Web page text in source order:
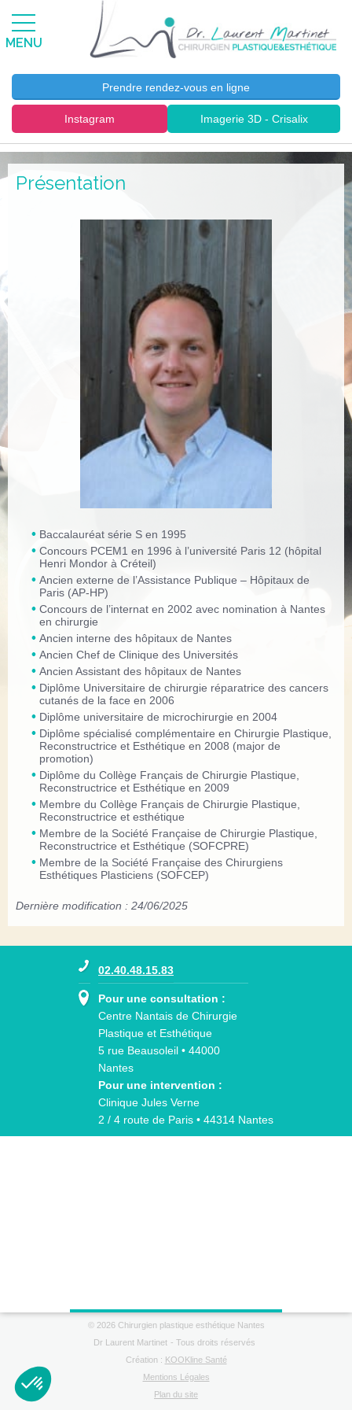
Prendre rendez-vous en ligne
Instagram Imagerie 3D - Crisalix
MENU
Présentation
Baccalauréat série S en 1995
Concours PCEM1 en 1996 à l’université Paris 12 (hôpital
Henri Mondor à Créteil)
Ancien externe de l’Assistance Publique – Hôpitaux de
Paris (AP-HP)
Concours de l’internat en 2002 avec nomination à Nantes
en chirurgie
Ancien interne des hôpitaux de Nantes
Ancien Chef de Clinique des Universités
Ancien Assistant des hôpitaux de Nantes
Diplôme Universitaire de chirurgie réparatrice des cancers
cutanés de la face en 2006
Diplôme universitaire de microchirurgie en 2004
Diplôme spécialisé complémentaire en Chirurgie Plastique,
Reconstructrice et Esthétique en 2008 (major de
promotion)
Diplôme du Collège Français de Chirurgie Plastique,
Reconstructrice et Esthétique en 2009
Membre du Collège Français de Chirurgie Plastique,
Reconstructrice et esthétique
Membre de la Société Française de Chirurgie Plastique,
Reconstructrice et Esthétique (SOFCPRE)
Membre de la Société Française des Chirurgiens
Esthétiques Plasticiens (SOFCEP)
Dernière modification : 24/06/2025
02.40.48.15.83
Pour une consultation :
Centre Nantais de Chirurgie
Plastique et Esthétique
5 rue Beausoleil • 44000
Nantes
Pour une intervention :
Clinique Jules Verne
2 / 4 route de Paris • 44314 Nantes
© 2026 Chirurgien plastique esthétique Nantes
Dr Laurent Martinet
Tous droits réservés
Création : KOOKline Santé
Mentions Légales
Plan du site